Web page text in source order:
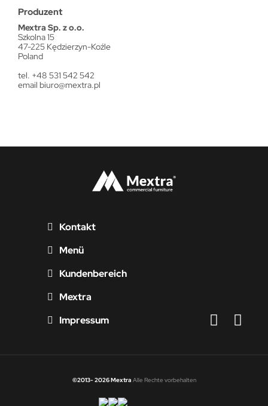
Produzent
Mextra Sp. z o.o.
Szkolna 15
47-225 Kędzierzyn-Koźle
Poland
tel. +48 531 542 542
email biuro@mextra.pl
Kontakt
Menü
Kundenbereich
Mextra
Impressum
©2013- 2026 Mextra Alle Rechte vorbehalten